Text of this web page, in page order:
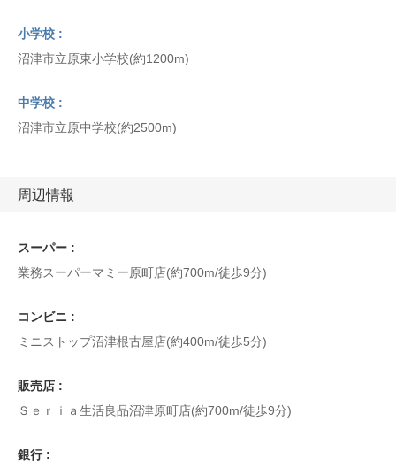
小学校
沼津市立原東小学校(約1200m)
中学校
沼津市立原中学校(約2500m)
周辺情報
スーパー
業務スーパーマミー原町店(約700m/徒歩9分)
コンビニ
ミニストップ沼津根古屋店(約400m/徒歩5分)
販売店
Ｓｅｒｉａ生活良品沼津原町店(約700m/徒歩9分)
銀行